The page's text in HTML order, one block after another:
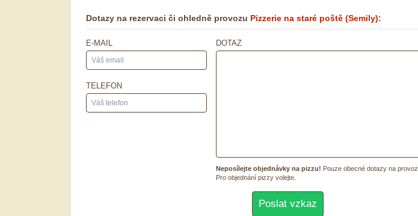
Dotazy na rezervaci či ohledně provozu Pizzerie na staré poště (Semily):
E-MAIL
TELEFON
DOTAZ
Neposílejte objednávky na pizzu! Pouze obecné dotazy na provoz.
Pro objednání pizzy volejte.